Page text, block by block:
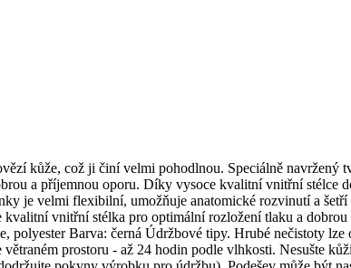
kůže, což ji činí velmi pohodlnou. Speciálně navržený
a příjemnou oporu. Díky vysoce kvalitní vnitřní stélce
je velmi flexibilní, umožňuje anatomické rozvinutí a
vnitřní stélka pro optimální rozložení tlaku a
Barva: černá Údržbové tipy. Hrubé nečistoty lze
prostoru - až 24 hodin podle vlhkosti. Nesušte